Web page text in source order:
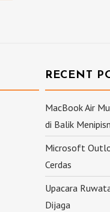
RECENT
MacBook Air
di Balik
Microsoft
Cerdas
Upacara
Dijaga